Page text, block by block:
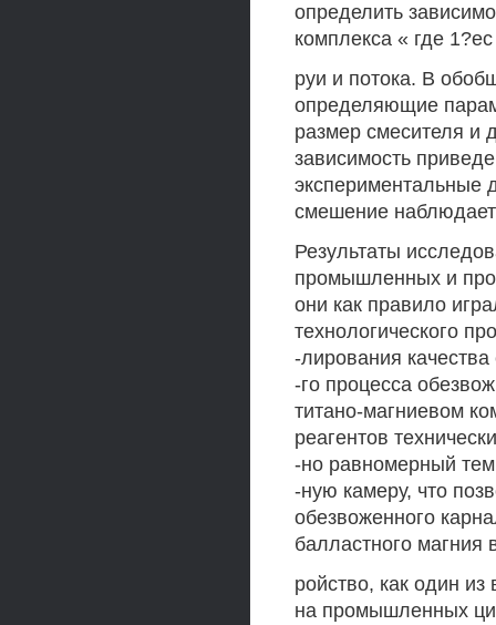
определить
комплекса « где
руи и потока. В
определяющие
размер смесителя и
зависимость
экспериментальные
смешение
Результаты
промышленных и
они как правило
технологического
-лирования
-го процесса
титано-магниевом
реагентов
-но равномерный
-ную камеру, что
обезвоженного
балластного магния
ройство, как один
на промышленных